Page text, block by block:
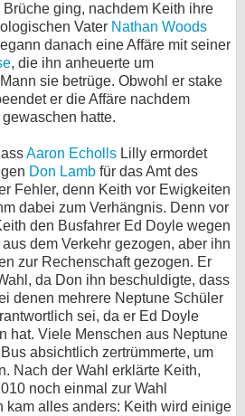
ging, nachdem Keith ihre
Vater Nathan Woods
danach eine Affäre mit seiner
, die ihn anheuerte um
sie betrüge. Obwohl er stake
er die Affäre nachdem
hatte.
Aaron Echolls Lilly ermordet
Don Lamb für das Amt des
Fehler, denn Keith vor Ewigkeiten
dabei zum Verhängnis. Denn vor
den Busfahrer Ed Doyle wegen
dem Verkehr gezogen, aber ihn
zur Rechenschaft gezogen. Er
da Don ihn beschuldigte, dass
denen mehrere Neptune Schüler
sei, da er Ed Doyle
hat. Viele Menschen aus Neptune
absichtlich zertrümmerte, um
Nach der Wahl erklärte Keith,
noch einmal zur Wahl
kam alles anders: Keith wird einige